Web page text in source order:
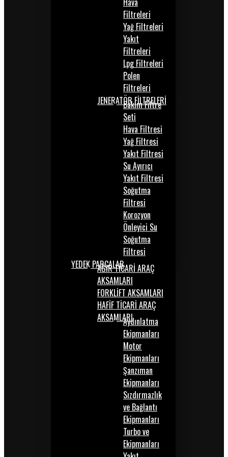
Filtreleri
Yağ Filtreleri
Yakıt
Filtreleri
Lpg Filtreleri
Polen
Filtreleri
JENERATÖR FİLTRELERİ
Bakım Filtre
Seti
Hava Filtresi
Yağ Filtresi
Yakıt Filtresi
Su Ayırıcı
Yakıt Filtresi
Soğutma
Filtresi
Korozyon
Önleyici Su
Soğutma
Filtresi
YEDEK PARÇALARAĞIR TİCARİ ARAÇ
AKSAMLARI
FORKLİFT AKSAMLARI
HAFİF TİCARİ ARAÇ
AKSAMLARIAydınlatma
Ekipmanları
Motor
Ekipmanları
Şanzıman
Ekipmanları
Sızdırmazlık
ve Bağlantı
Ekipmanları
Turbo ve
Ekipmanları